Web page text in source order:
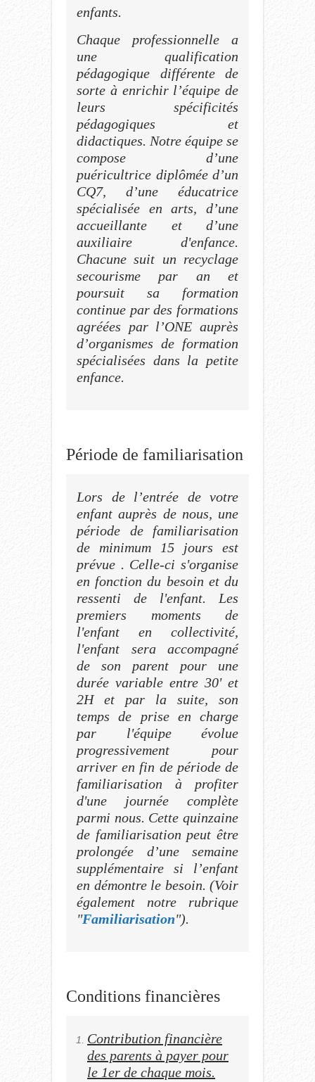
enfants.
Chaque professionnelle a
une qualification
pédagogique différente de
sorte à enrichir l’équipe de
leurs spécificités
pédagogiques et
didactiques. Notre équipe se
compose d’une
puéricultrice diplômée d’un
CQ7, d’une éducatrice
spécialisée en arts, d’une
accueillante et d’une
auxiliaire d'enfance.
Chacune suit un recyclage
secourisme par an et
poursuit sa formation
continue par des formations
agréées par l’ONE auprès
d’organismes de formation
spécialisées dans la petite
enfance.
Période de familiarisation
Lors de l’entrée de votre
enfant auprès de nous, une
période de familiarisation
de minimum 15 jours est
prévue . Celle-ci s'organise
en fonction du besoin et du
ressenti de l'enfant. Les
premiers moments de
l'enfant en collectivité,
l'enfant sera accompagné
de son parent pour une
durée variable entre 30' et
2H et par la suite, son
temps de prise en charge
par l'équipe évolue
progressivement pour
arriver en fin de période de
familiarisation à profiter
d'une journée complète
parmi nous. Cette quinzaine
de familiarisation peut être
prolongée d’une semaine
supplémentaire si l’enfant
en démontre le besoin. (Voir
également notre rubrique
"Familiarisation").
Conditions financières
Contribution financière
des parents à payer pour
le 1er de chaque mois.